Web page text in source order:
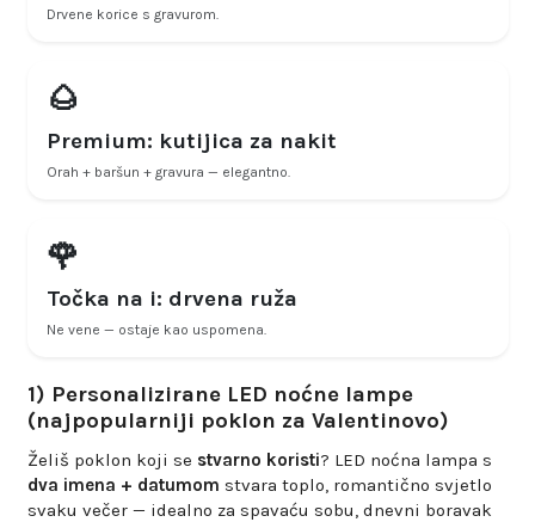
Drvene korice s gravurom.
🌰
Premium: kutijica za nakit
Orah + baršun + gravura — elegantno.
🌹
Točka na i: drvena ruža
Ne vene — ostaje kao uspomena.
1) Personalizirane LED noćne lampe
(najpopularniji poklon za Valentinovo)
Želiš poklon koji se stvarno koristi? LED noćna lampa s
dva imena + datumom stvara toplo, romantično svjetlo
svaku večer — idealno za spavaću sobu, dnevni boravak